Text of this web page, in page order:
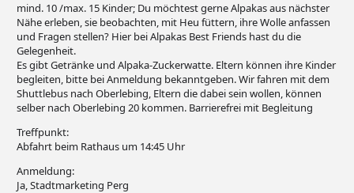
mind. 10 /max. 15 Kinder; Du möchtest gerne Alpakas aus nächster
Nähe erleben, sie beobachten, mit Heu füttern, ihre Wolle anfassen
und Fragen stellen? Hier bei Alpakas Best Friends hast du die
Gelegenheit.
Es gibt Getränke und Alpaka-Zuckerwatte. Eltern können ihre Kinder
begleiten, bitte bei Anmeldung bekanntgeben. Wir fahren mit dem
Shuttlebus nach Oberlebing, Eltern die dabei sein wollen, können
selber nach Oberlebing 20 kommen. Barrierefrei mit Begleitung
Treffpunkt:
Abfahrt beim Rathaus um 14:45 Uhr
Anmeldung:
Ja, Stadtmarketing Perg